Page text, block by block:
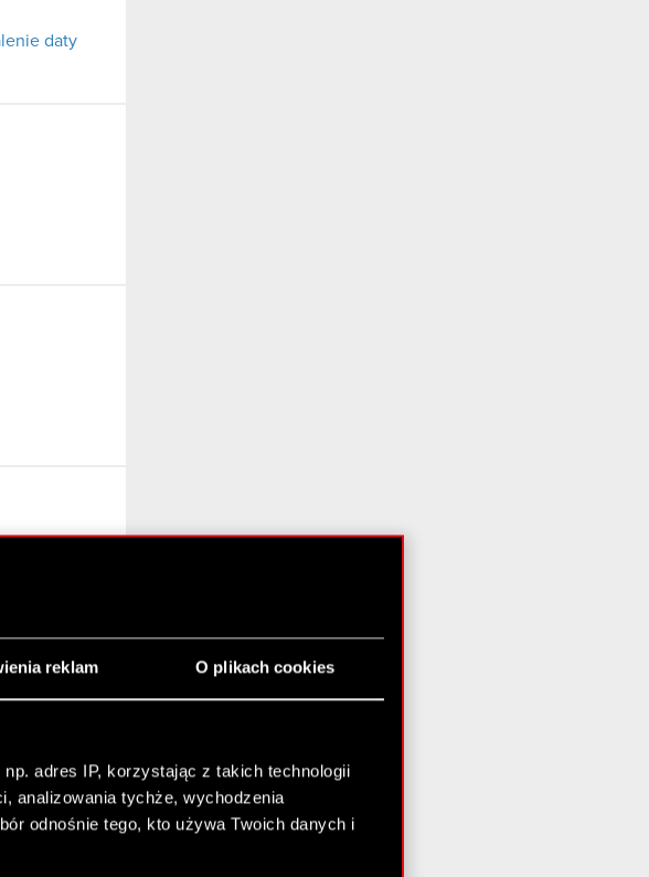
reklam O plikach cookies
adres IP, korzystając z takich technologii
analizowania tychże, wychodzenia
odnośnie tego, kto używa Twoich danych i
daty